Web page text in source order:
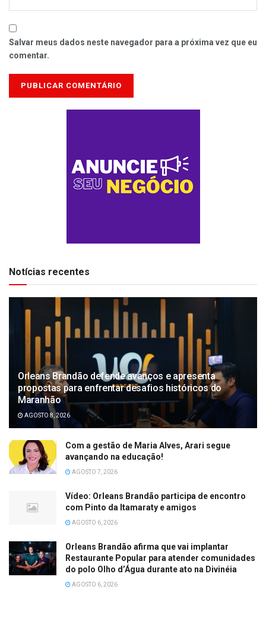
Salvar meus dados neste navegador para a próxima vez que eu
comentar.
Notícias recentes
Orleans Brandão defende avanços e apresenta
propostas para enfrentar desafios históricos do
Maranhão
AGOSTO 8, 2026
Com a gestão de Maria Alves, Arari segue
avançando na educação!
AGOSTO 7, 2026
Vídeo: Orleans Brandão participa de encontro
com Pinto da Itamaraty e amigos
AGOSTO 6, 2026
Orleans Brandão afirma que vai implantar
Restaurante Popular para atender comunidades
do polo Olho d’Água durante ato na Divinéia
AGOSTO 6, 2026